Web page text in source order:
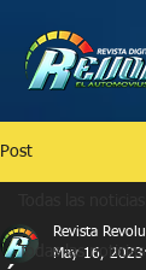
Post
Todas las noticias
Revista
May 16, 2023